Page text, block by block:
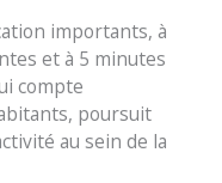
importants, à
et à 5 minutes
compte
poursuit
au sein de la